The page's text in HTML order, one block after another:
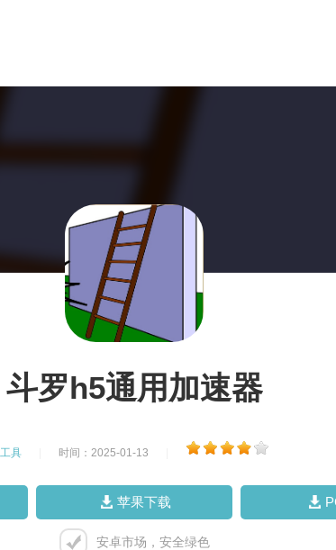
斗罗h5通用加速器
工具 时间：2025-01-13
苹果下载
安卓市场，安全绿色